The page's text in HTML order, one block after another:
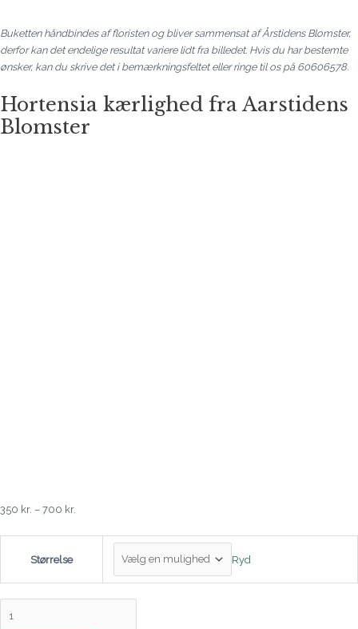
Buketten håndbindes af floristen og bliver sammensat af Årstidens Blomster,
derfor kan det endelige resultat variere lidt fra billedet. Hvis du har bestemte
ønsker, kan du skrive det i bemærkningsfeltet eller ringe til os på 60606578.
Hortensia kærlighed fra Aarstidens
Blomster
350 kr. – 700 kr.
Størrelse Ryd